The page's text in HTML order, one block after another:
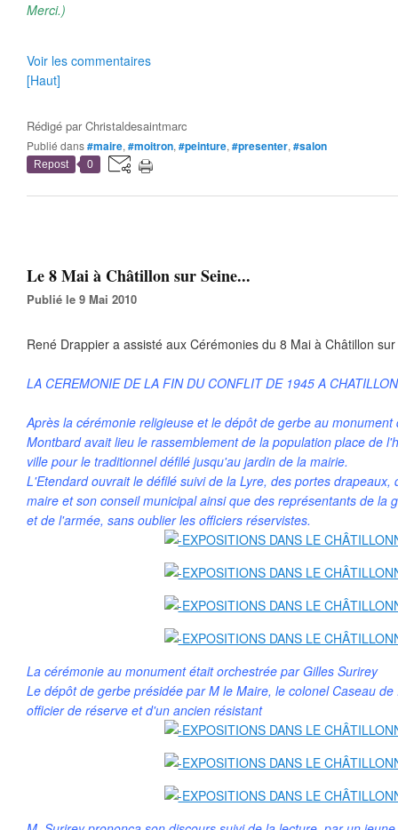
Merci.)
Voir les commentaires
[Haut]
Rédigé parChristaldesaintmarc
Publié dans#maire, #moitron, #peinture, #presenter, #salon
Repost 0
Le 8 Mai à Châtillon sur Seine...
Publié le 9 Mai 2010
René Drappier a assisté aux Cérémonies du 8 Mai à Châtillon
LA CEREMONIE DE LA FIN DU CONFLIT DE 1945 A CHATILLON
Après la cérémonie religieuse et le dépôt de gerbe au monument
Montbard avait lieu le rassemblement de la population place de
ville pour le traditionnel défilé jusqu'au jardin de la mairie.
L'Etendard ouvrait le défilé suivi de la Lyre, des portes drapeaux,
maire et son conseil municipal ainsi que des représentants de la
et de l'armée, sans oublier les officiers réservistes.
La cérémonie au monument était orchestrée par Gilles Surirey
Le dépôt de gerbe présidée par M le Maire, le colonel Caseau de
officier de réserve et d'un ancien résistant